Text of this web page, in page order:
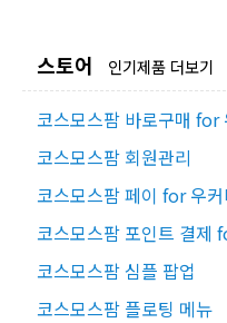
스토어 인기제품 더보기
코스모스팜 바로구매 for
코스모스팜 회원관리
코스모스팜 페이 for 우
코스모스팜 포인트 결제
코스모스팜 심플 팝업
코스모스팜 플로팅 메뉴